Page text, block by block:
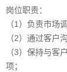
岗位职责：
（1）负责市场
（2）通过客户
（3）保持与客
项；